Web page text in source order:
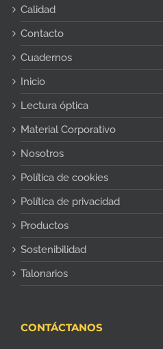
Calidad
Contacto
Cuadernos
Inicio
Lectura óptica
Material Corporativo
Nosotros
Política de cookies
Política de privacidad
Productos
Sostenibilidad
Talonarios
CONTÁCTANOS